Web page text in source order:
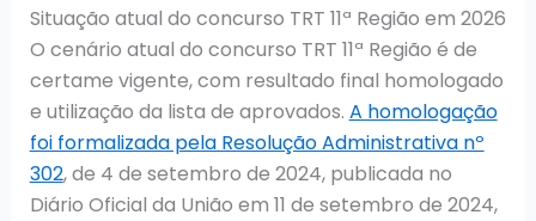
Situação atual do concurso TRT 11ª Região em 2026
O cenário atual do concurso TRT 11ª Região é de
certame vigente, com resultado final homologado
e utilização da lista de aprovados. A homologação
foi formalizada pela Resolução Administrativa nº
302, de 4 de setembro de 2024, publicada no
Diário Oficial da União em 11 de setembro de 2024,